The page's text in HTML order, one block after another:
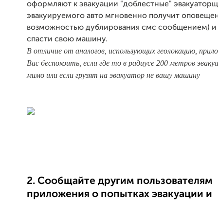
оформляют к эвакуации "доблестные"
эвакуируемого авто мгновенно получит
возможностью дублирования смс сообщением)
спасти свою машину.
В отличие от аналогов, использующих геолокацию,
Вас беспокоить, если где то в радиусе 200 метров
мимо или если грузят на эвакуатор не вашу машину
2. Сообщайте другим пользователям
приложения о попытках эвакуации и